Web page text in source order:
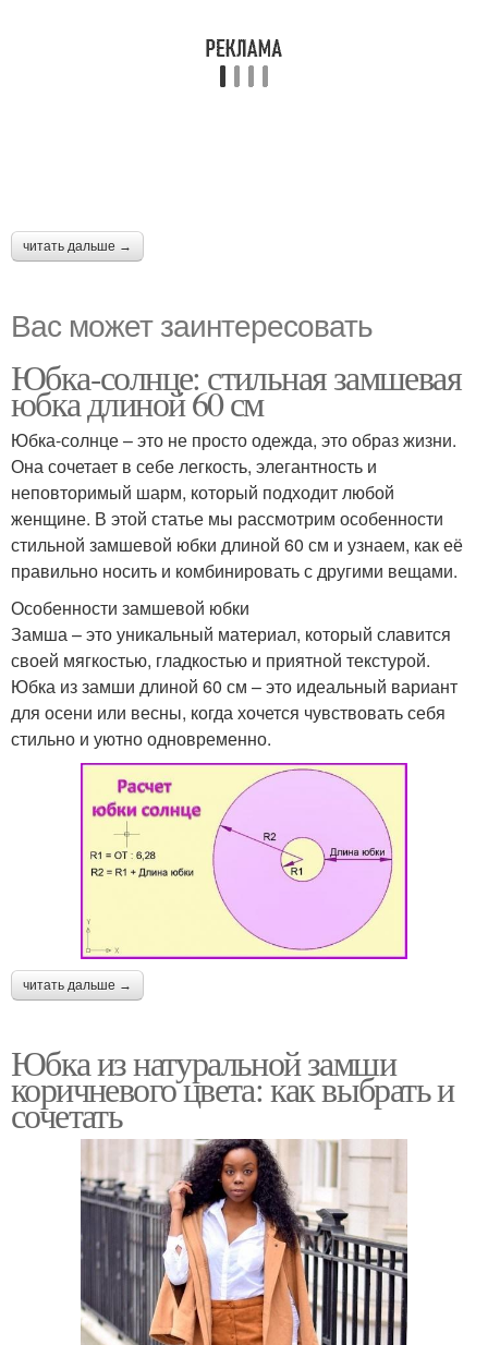
читать дальше →
Вас может заинтересовать
Юбка-солнце: стильная замшевая
юбка длиной 60 см
Юбка-солнце – это не просто одежда, это образ жизни.
Она сочетает в себе легкость, элегантность и
неповторимый шарм, который подходит любой
женщине. В этой статье мы рассмотрим особенности
стильной замшевой юбки длиной 60 см и узнаем, как её
правильно носить и комбинировать с другими вещами.
Особенности замшевой юбки
Замша – это уникальный материал, который славится
своей мягкостью, гладкостью и приятной текстурой.
Юбка из замши длиной 60 см – это идеальный вариант
для осени или весны, когда хочется чувствовать себя
стильно и уютно одновременно.
читать дальше →
Юбка из натуральной замши
коричневого цвета: как выбрать и
сочетать